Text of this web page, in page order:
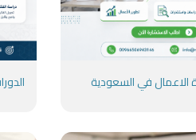
الاعمال في السعودية